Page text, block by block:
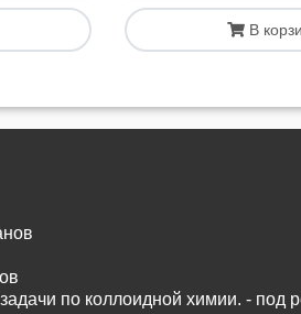
В
по коллоидной химии. - под